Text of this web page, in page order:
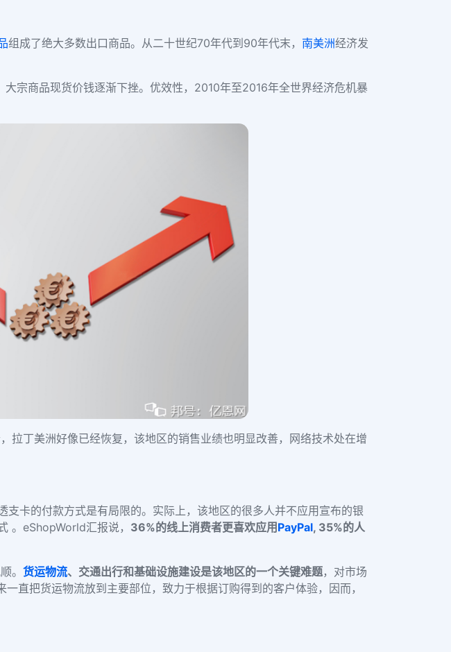
组成了绝大多数出口商品。从二十世纪70年代到90年代末， 南美洲经济发
宗商品现货价钱逐渐下挫。优效性，2010年至2016年全世界经济危机暴
拉丁美洲好像已经恢复，该地区的销售业绩也明显改善，网络技术处在增
卡的付款方式是有局限的。实际上，该地区的很多人并不应用宣布的银
。 eShopWorld汇报说， 36%的线上消费者更喜欢应用PayPal, 35%的人
。 货运物流、交通出行和基础设施建设是该地区的一个关键难题，对市场
一直把货运物流放到主要部位，致力于根据订购得到的客户体验，因而，